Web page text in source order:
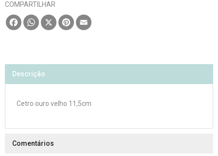
COMPARTILHAR
FacebookWhatsApp
X Pinterest
Descrição
Cetro ouro velho 11,5cm
Comentários